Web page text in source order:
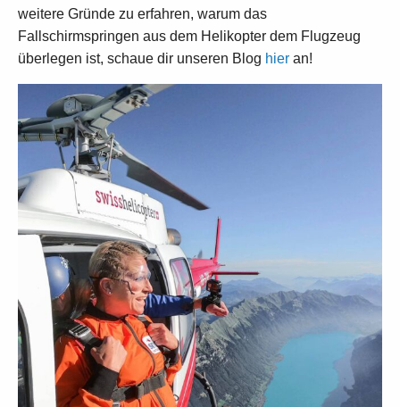
weitere Gründe zu erfahren, warum das
Fallschirmspringen aus dem Helikopter dem Flugzeug
überlegen ist, schaue dir unseren Blog hier an!